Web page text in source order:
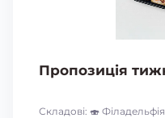
Пропозиція
Складові: 🍣